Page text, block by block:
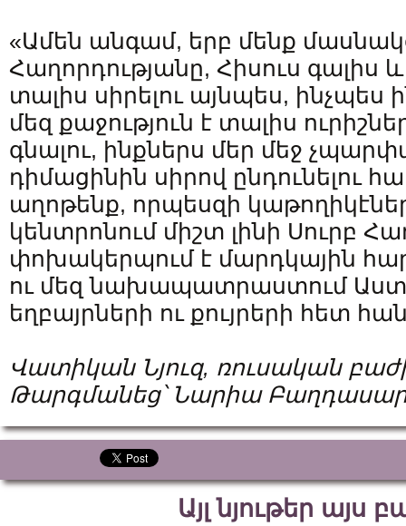
«Ամեն անգամ, երբ մենք
Հաղորդությանը, Հիսուս գալիս և
տալիս սիրելու այնպես, ինչպես
մեզ քաջություն է տալիս
գնալու, ինքներս մեր մեջ
դիմացինին սիրով ընդունելու
աղոթենք, որպեսզի
կենտրոնում միշտ լինի Սուրբ
փոխակերպում է մարդկային
ու մեզ նախապատրաստում
եղբայրների ու քույրերի հետ
Վատիկան Նյուզ, ռուսական
Թարգմանեց՝ Նարիա
Այլ նյութեր այս